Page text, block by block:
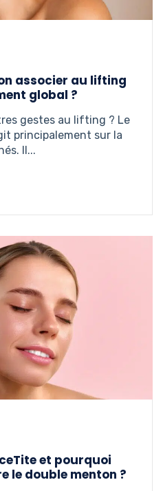
associer au lifting
global ?
gestes au lifting ? Le
principalement sur la
Il...
et pourquoi
le double menton ?